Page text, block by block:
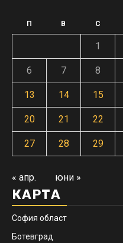
П В С
1
6 7 8
13 14 15
20 21 22
27 28 29
« апр. юни »
КАРТА
София област
Ботевград